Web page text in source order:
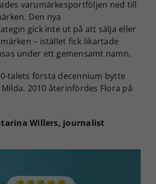
varumärkesportföljen ned till
Den nya
gick inte ut på att sälja eller
– istället fick likartade
under ett gemensamt namn.
talets första decennium bytte
2010 återinfördes Flora på
Willers, journalist